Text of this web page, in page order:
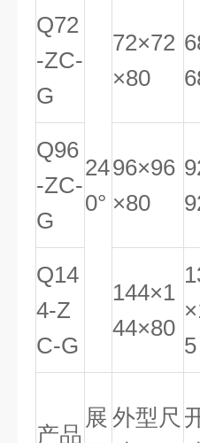
Q72
-ZC-
G
24
0°
72×72
×80
6
Q96
-ZC-
G
96×96
×80
9
Q14
4-Z
C-G
144×1
44×80
5
产品
展 外型尺